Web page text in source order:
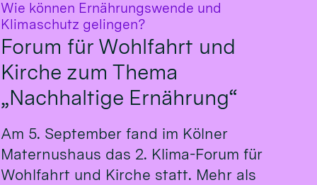
Wie können Ernährungswende und
Klimaschutz gelingen?
Forum für Wohlfahrt und
Kirche zum Thema
„Nachhaltige Ernährung“
Am 5. September fand im Kölner
Maternushaus das 2. Klima-Forum für
Wohlfahrt und Kirche statt. Mehr als